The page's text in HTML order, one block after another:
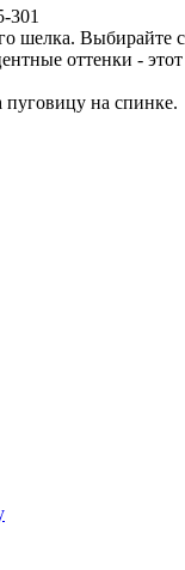
301
шелка. Выбирайте
оттенки - этот
пуговицу на спинке.